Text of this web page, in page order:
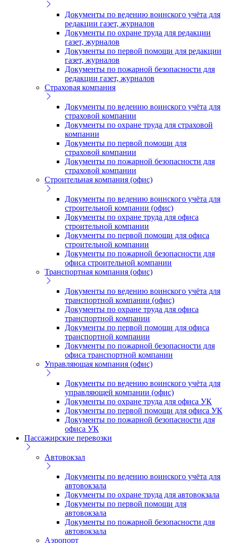
Документы по ведению воинского учёта для
редакции газет, журналов
Документы по охране труда для редакции
газет, журналов
Документы по первой помощи для редакции
газет, журналов
Документы по пожарной безопасности для
редакции газет, журналов
Страховая компания
Документы по ведению воинского учёта для
страховой компании
Документы по охране труда для страховой
компании
Документы по первой помощи для
страховой компании
Документы по пожарной безопасности для
страховой компании
Строительная компания (офис)
Документы по ведению воинского учёта для
строительной компании (офис)
Документы по охране труда для офиса
строительной компании
Документы по первой помощи для офиса
строительной компании
Документы по пожарной безопасности для
офиса строительной компании
Транспортная компания (офис)
Документы по ведению воинского учёта для
транспортной компании (офис)
Документы по охране труда для офиса
транспортной компании
Документы по первой помощи для офиса
транспортной компании
Документы по пожарной безопасности для
офиса транспортной компании
Управляющая компания (офис)
Документы по ведению воинского учёта для
управляющей компании (офис)
Документы по охране труда для офиса УК
Документы по первой помощи для офиса УК
Документы по пожарной безопасности для
офиса УК
Пассажирские перевозки
Автовокзал
Документы по ведению воинского учёта для
автовокзала
Документы по охране труда для автовокзала
Документы по первой помощи для
автовокзала
Документы по пожарной безопасности для
автовокзала
Аэропорт